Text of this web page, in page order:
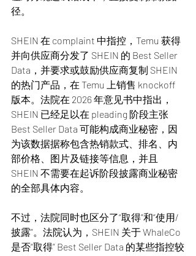
径。
SHEIN 在 complaint 中指控，Temu 获得
并向供应商分发了 SHEIN 的 Best Seller
Data，并要求或鼓励供应商复制 SHEIN
的热门产品，在 Temu 上销售 knockoff
版本。法院在 2026 年意见书中指出，
SHEIN 已经足以在 pleading 阶段主张
Best Seller Data 可能构成商业秘密，因
为该数据据称包含热销款式、排名、内
部价格、图片及链接等信息，并且
SHEIN 不需要在起诉阶段披露商业秘密
的全部具体内容。
不过，法院同时也区分了“取得”和“使用/
披露”。法院认为，SHEIN 关于 WhaleCo
是否“取得” Best Seller Data 的某些指控较